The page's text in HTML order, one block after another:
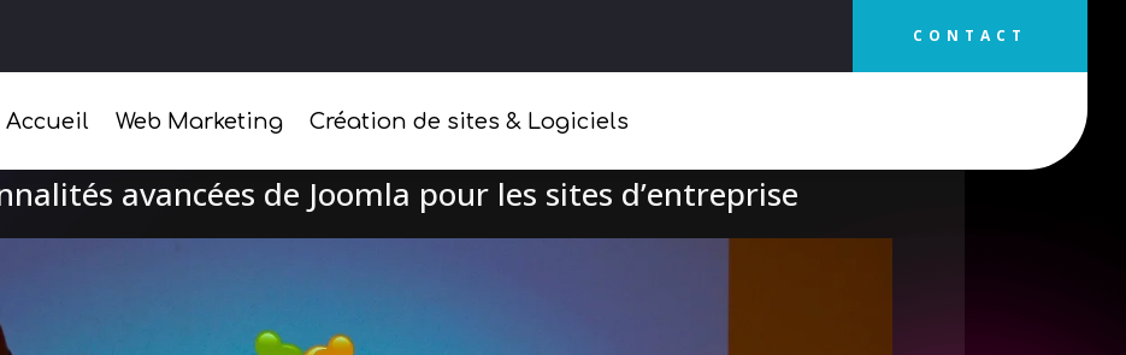
CONTACT
Accueil Web Marketing Création de sites & Logiciels
avancées de Joomla pour les sites d’entreprise